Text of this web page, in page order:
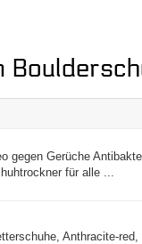
gegen Gerüche
für alle ...
Anthracite-red,